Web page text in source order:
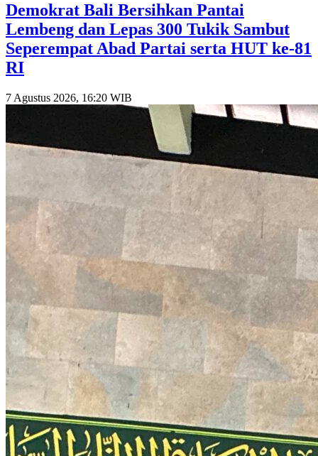
Demokrat Bali Bersihkan Pantai
Lembeng dan Lepas 300 Tukik Sambut
Seperempat Abad Partai serta HUT ke-81
RI
7 Agustus 2026, 16:20 WIB